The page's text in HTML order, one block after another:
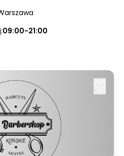
09:00-21:00